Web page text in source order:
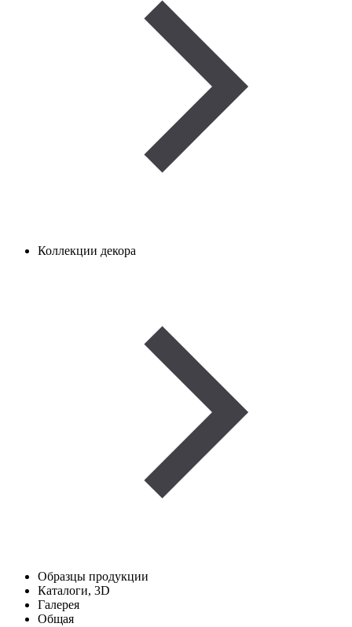
Коллекции декора
Образцы продукции
Каталоги, 3D
Галерея
Общая